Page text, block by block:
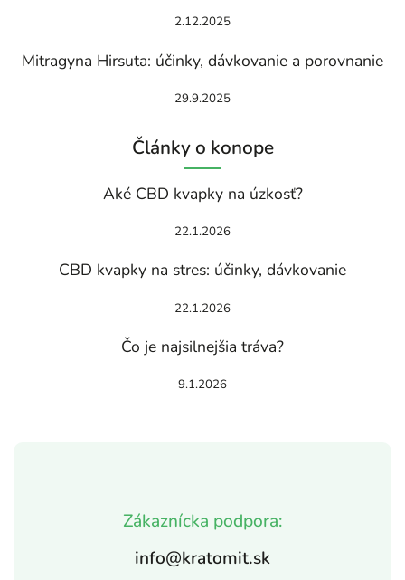
Zákaznícka podpora:
info@kratomit.sk
2.12.2025
Mitragyna Hirsuta: účinky, dávkovanie a porovnanie
29.9.2025
Články o konope
Aké CBD kvapky na úzkosť?
22.1.2026
CBD kvapky na stres: účinky, dávkovanie
22.1.2026
Čo je najsilnejšia tráva?
9.1.2026